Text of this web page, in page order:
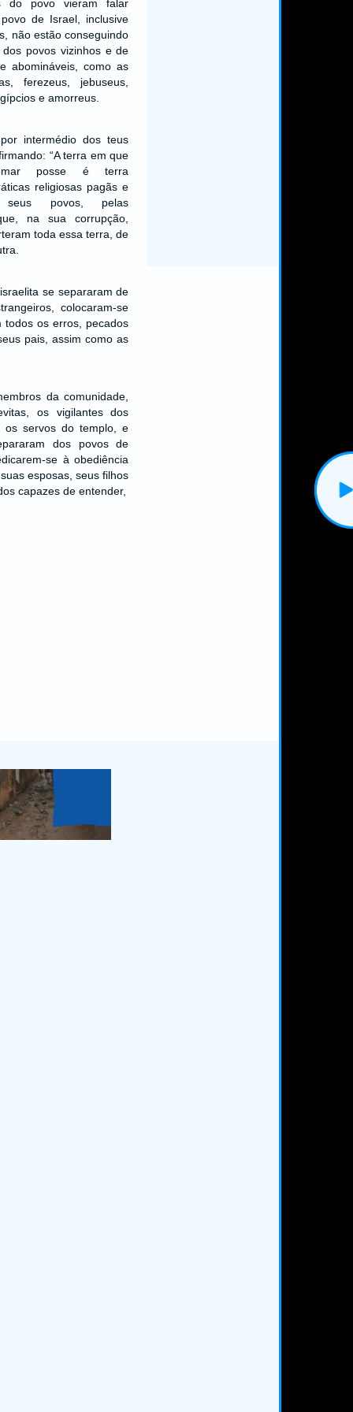
do povo vieram falar
de Israel, inclusive
não estão conseguindo
povos vizinhos e de
abomináveis, como as
ferezeus, jebuseus,
e amorreus.
intermédio dos teus
“A terra em que
posse é terra
religiosas pagãs e
seus povos, pelas
na sua corrupção,
toda essa terra, de
se separaram de
colocaram-se
os erros, pecados
pais, assim como as
da comunidade,
os vigilantes dos
os servos do templo, e
dos povos de
se à obediência
esposas, seus filhos
capazes de entender,